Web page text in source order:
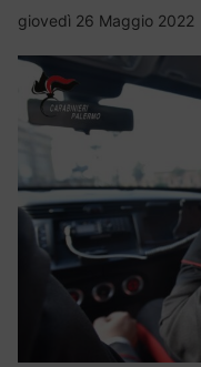
giovedì 26 Maggio 2022